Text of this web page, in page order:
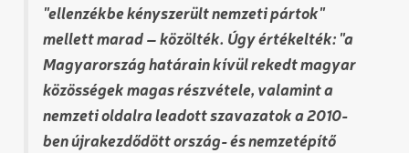
"ellenzékbe kényszerült nemzeti pártok"
mellett marad – közölték. Úgy értékelték: "a
Magyarország határain kívül rekedt magyar
közösségek magas részvétele, valamint a
nemzeti oldalra leadott szavazatok a 2010-
ben újrakezdődött ország- és nemzetépítő